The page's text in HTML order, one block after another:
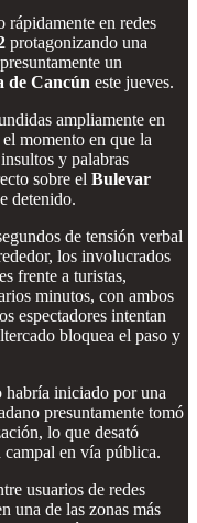
en redes
protagonizando una
un
de Cancún este jueves.
ampliamente en
momento en que la
y palabras
sobre el Bulevar
detenido.
de tensión verbal
los involucrados
frente a turistas,
minutos, con ambos
espectadores intentan
bloquea el paso y
habría iniciado por una
presuntamente tomó
lo que desató
campal en vía pública.
usuarios de redes
una de las zonas más